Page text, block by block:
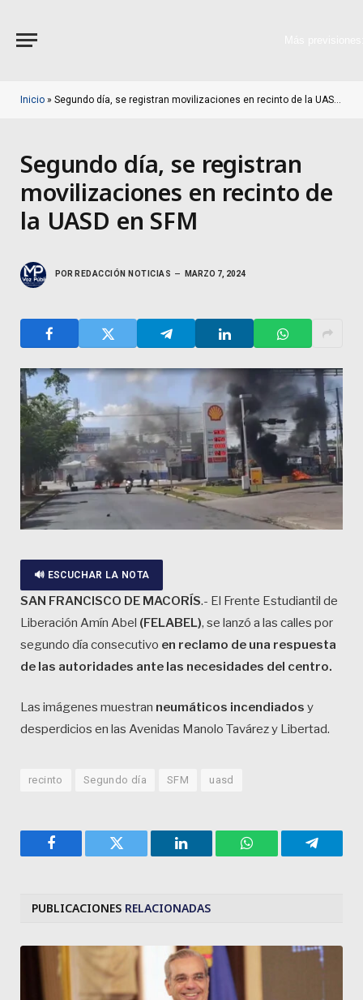
Inicio » Segundo día, se registran movilizaciones en recinto de la UASD en SFM
Segundo día, se registran
movilizaciones en recinto de
la UASD en SFM
POR REDACCIÓN NOTICIAS MARZO 7, 2024
🔊 ESCUCHAR LA NOTA
SAN FRANCISCO DE MACORÍS.- El Frente Estudiantil de
Liberación Amín Abel (FELABEL), se lanzó a las calles por
segundo día consecutivo en reclamo de una respuesta
de las autoridades ante las necesidades del centro.
Las imágenes muestran neumáticos incendiados y
desperdicios en las Avenidas Manolo Tavárez y Libertad.
recinto Segundo día SFM uasd
Facebook Twitter LinkedIn WhatsApp
PUBLICACIONES RELACIONADAS